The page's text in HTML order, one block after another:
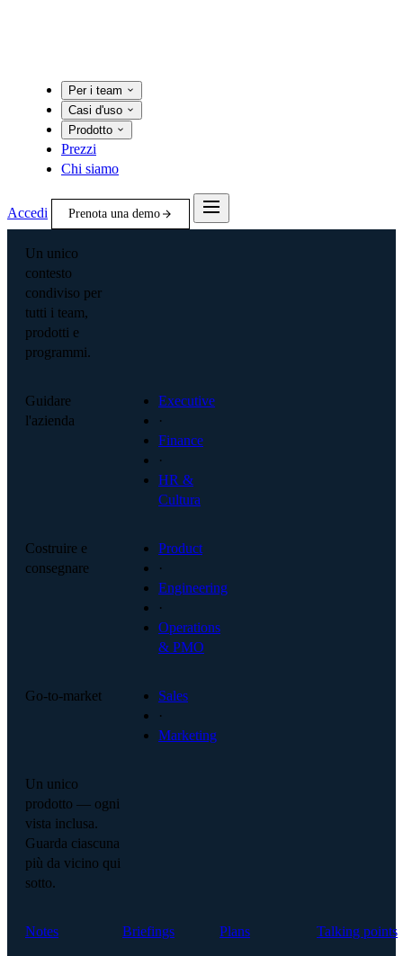
Per i team
Casi d'uso
Prodotto
Prezzi
Chi siamo
Accedi Prenota una demo
Un unico
contesto
condiviso per
tutti i team,
prodotti e
programmi.
Guidare
l'azienda
Executive
·
Finance
·
HR &
Cultura
Costruire e
consegnare
Product
·
Engineering
·
Operations
& PMO
Go-to-market
Sales
·
Marketing
Un unico
prodotto — ogni
vista inclusa.
Guarda ciascuna
più da vicino qui
sotto.
Notes Briefings Plans Talking points